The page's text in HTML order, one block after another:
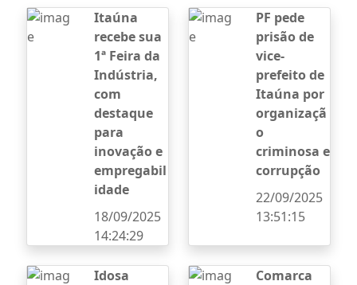
Itaúna
recebe sua
1ª Feira da
Indústria,
com
destaque
para
inovação e
empregabil
idade
18/09/2025
14:24:29
PF pede
prisão de
vice-
prefeito de
Itaúna por
organizaçã
o
criminosa e
corrupção
22/09/2025
13:51:15
Idosa
Comarca